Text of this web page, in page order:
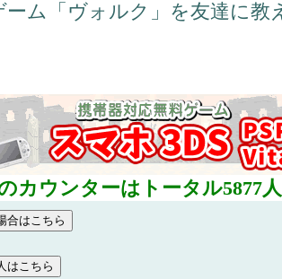
ム「ヴォルク」を友達に教
カウンターはトータル5877